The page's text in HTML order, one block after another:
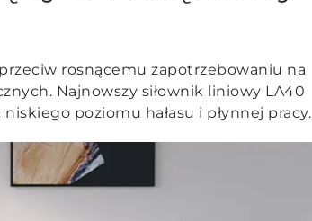
rosnącemu zapotrzebowaniu na
Najnowszy siłownik liniowy LA40
poziomu hałasu i płynnej pracy.